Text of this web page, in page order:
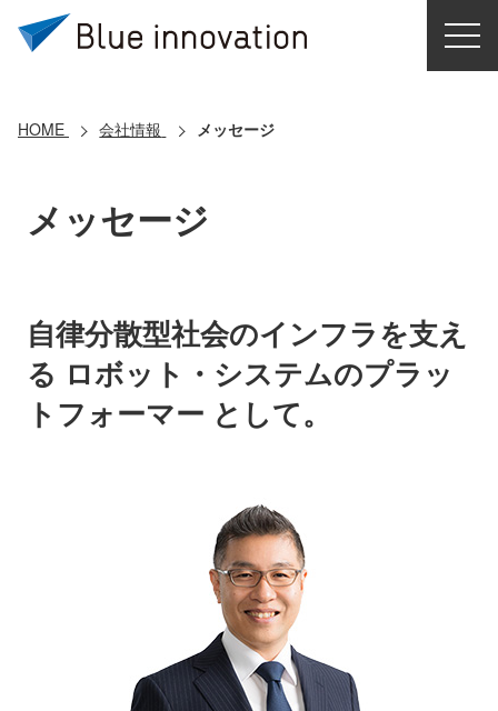
クラウドモビリティ研究所
資料ダウンロード
IR情報 English
HOME 会社情報 メッセージ
メッセージ
自律分散型社会のインフラを支え
る ロボット・システムのプラッ
トフォーマー として。